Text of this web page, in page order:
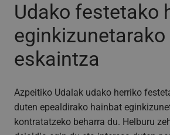
Udako festetako
eginkizunetarako
eskaintza
Azpeitiko Udalak udako herriko
duten epealdirako hainbat
kontratatzeko beharra du. Helburu